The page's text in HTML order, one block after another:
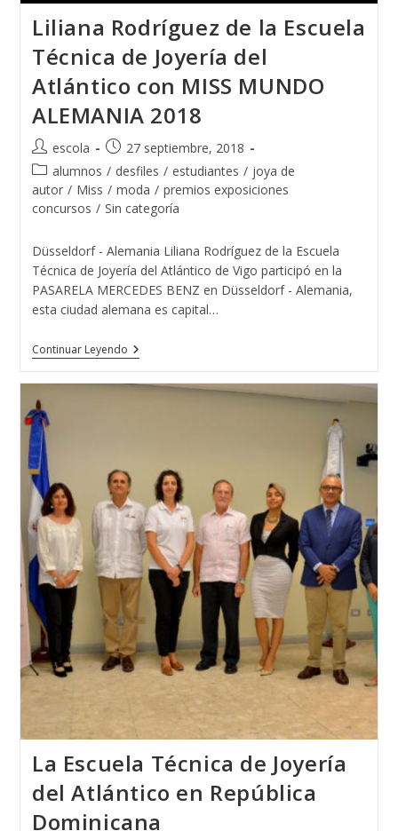
Liliana Rodríguez de la Escuela
Técnica de Joyería del
Atlántico con MISS MUNDO
ALEMANIA 2018
Autor
de
la
entrada:
escola
Publicación
de
la
entrada:
27 septiembre, 2018
Categoría
de
la
alumnos / desfiles / estudiantes / joya de
autor / Miss / moda / premios exposiciones
concursos / Sin categoría
Düsseldorf - Alemania Liliana Rodríguez de la Escuela
Técnica de Joyería del Atlántico de Vigo participó en la
PASARELA MERCEDES BENZ en Düsseldorf - Alemania,
esta ciudad alemana es capital…
Continuar LeyendoLiliana
Rodríguez
La
Atlántico
Con
MISS
MUNDO
ALEMANIA
2018
La Escuela Técnica de Joyería
del Atlántico en República
Dominicana